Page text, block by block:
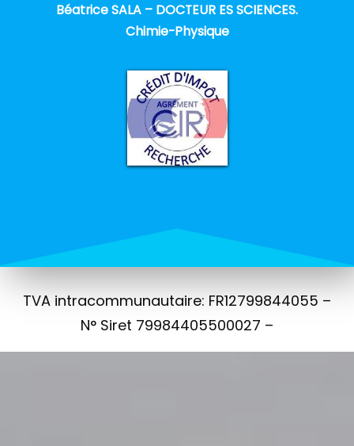
Béatrice SALA – DOCTEUR ES SCIENCES.
Chimie-Physique
TVA intracommunautaire: FR12799844055 –
N° Siret 79984405500027 –